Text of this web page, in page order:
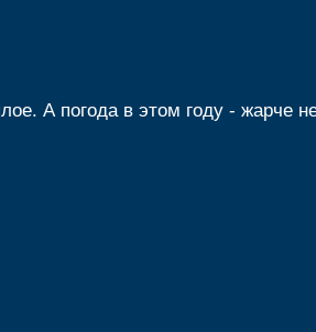
А погода в этом году - жарче